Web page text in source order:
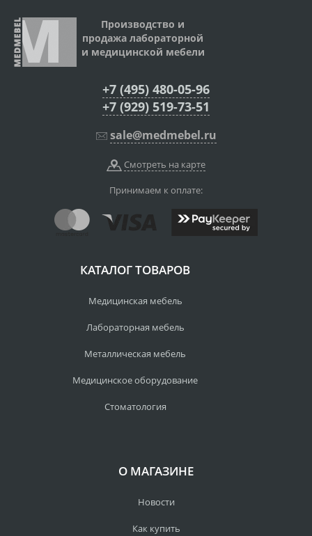
Производство и
продажа лабораторной
и медицинской мебели
+7 (495) 480-05-96
+7 (929) 519-73-51
sale@medmebel.ru
Смотреть на карте
Принимаем к оплате:
КАТАЛОГ ТОВАРОВ
Медицинская мебель
Лабораторная мебель
Металлическая мебель
Медицинское оборудование
Стоматология
О МАГАЗИНЕ
Новости
Как купить